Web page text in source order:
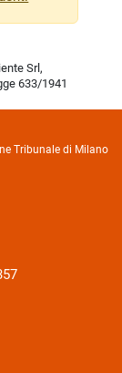
Srl,
633/1941
Tribunale di Milano